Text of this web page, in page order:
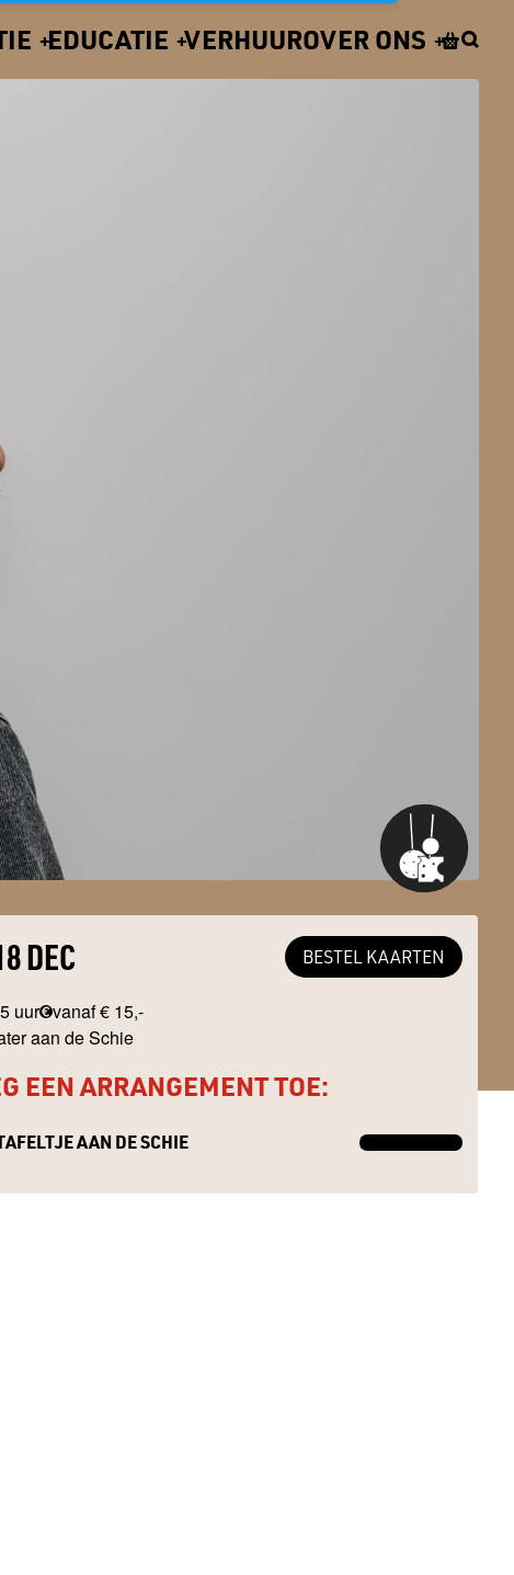
EDUCATIE VERHUUROVER ONS
DEC BESTEL KAARTEN
uur vanaf € 15,-
aan de Schie
EEN ARRANGEMENT TOE:
AAN DE SCHIE MEER INFO →